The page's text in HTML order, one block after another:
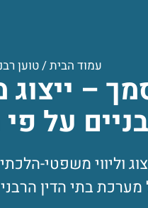
עמוד הבית/טוען
–
על
וליווי משפטי-
מערכת בתי הדין